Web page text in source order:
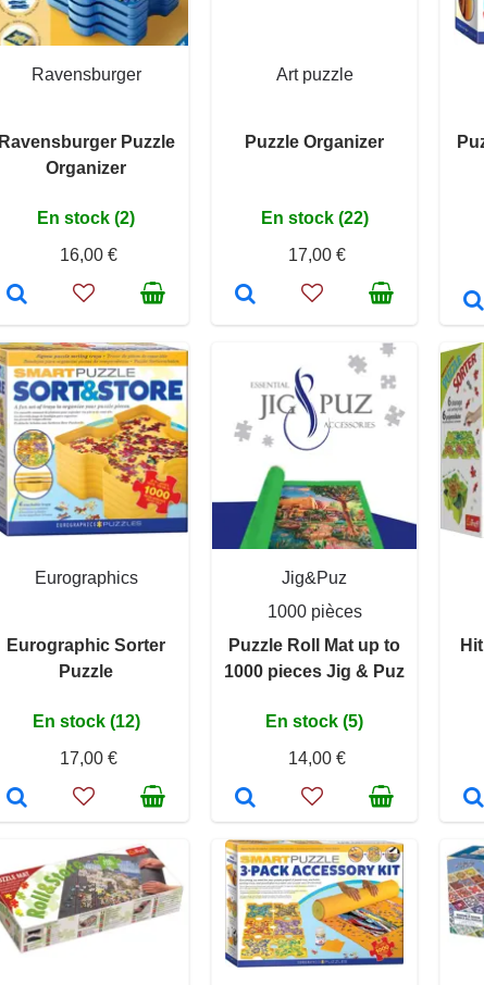
Ravensburger
Ravensburger Puzzle
Organizer
En stock (2)
16,00 €
Art puzzle
Puzzle Organizer
En stock (22)
17,00 €
Eurographics
Eurographic Sorter
Puzzle
En stock (12)
17,00 €
Jig&Puz
1000 pièces
Puzzle Roll Mat up to
1000 pieces Jig & Puz
En stock (5)
14,00 €